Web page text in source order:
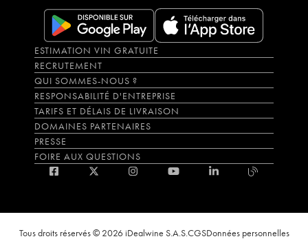
ESTIMATION VIN GRATUITE
RECRUTEMENT
QUI SOMMES-NOUS ?
RESPONSABILITÉ D'ENTREPRISE
TARIFS ET DÉLAIS DE LIVRAISON
DOMAINES PARTENAIRES
PRESSE
FOIRE AUX QUESTIONS
Tous droits réservés © 2026 iDealwine S.A.S.CGSDonnées personnelles